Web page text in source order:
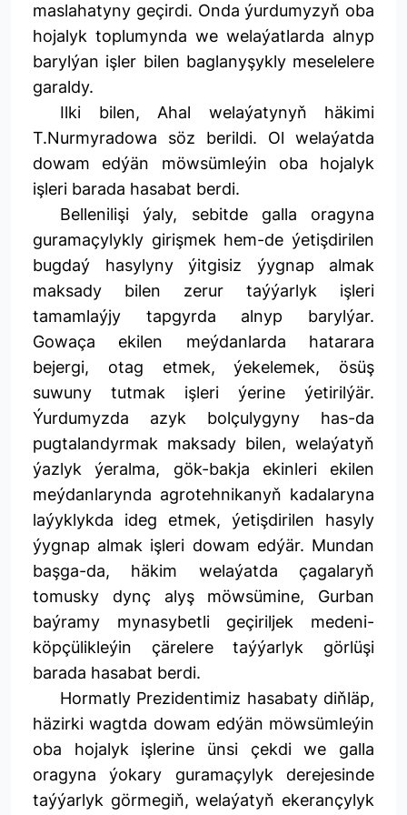
maslahatyny geçirdi. Onda ýurdumyzyň oba
hojalyk toplumynda we welaýatlarda alnyp
barylýan işler bilen baglanyşykly meselelere
garaldy.
Ilki bilen, Ahal welaýatynyň häkimi
T.Nurmyradowa söz berildi. Ol welaýatda
dowam edýän möwsümleýin oba hojalyk
işleri barada hasabat berdi.
Bellenilişi ýaly, sebitde galla oragyna
guramaçylykly girişmek hem-de ýetişdirilen
bugdaý hasylyny ýitgisiz ýygnap almak
maksady bilen zerur taýýarlyk işleri
tamamlaýjy tapgyrda alnyp barylýar.
Gowaça ekilen meýdanlarda hatarara
bejergi, otag etmek, ýekelemek, ösüş
suwuny tutmak işleri ýerine ýetirilýär.
Ýurdumyzda azyk bolçulygyny has-da
pugtalandyrmak maksady bilen, welaýatyň
ýazlyk ýeralma, gök-bakja ekinleri ekilen
meýdanlarynda agrotehnikanyň kadalaryna
laýyklykda ideg etmek, ýetişdirilen hasyly
ýygnap almak işleri dowam edýär. Mundan
başga-da, häkim welaýatda çagalaryň
tomusky dynç alyş möwsümine, Gurban
baýramy mynasybetli geçiriljek medeni-
köpçülikleýin çärelere taýýarlyk görlüşi
barada hasabat berdi.
Hormatly Prezidentimiz hasabaty diňläp,
häzirki wagtda dowam edýän möwsümleýin
oba hojalyk işlerine ünsi çekdi we galla
oragyna ýokary guramaçylyk derejesinde
taýýarlyk görmegiň, welaýatyň ekerançylyk